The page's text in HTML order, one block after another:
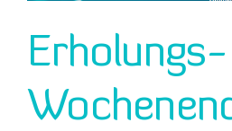
Erholungs-